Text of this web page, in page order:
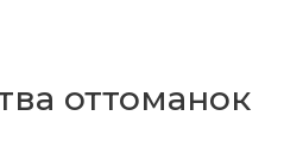
оттоманок